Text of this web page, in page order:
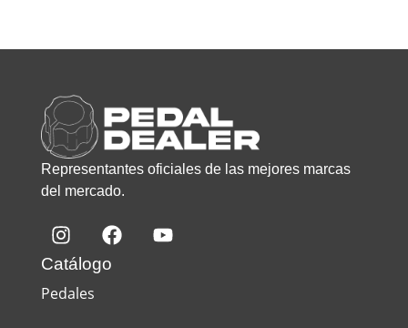
Representantes oficiales de las mejores marcas
del mercado.
Catálogo
Pedales